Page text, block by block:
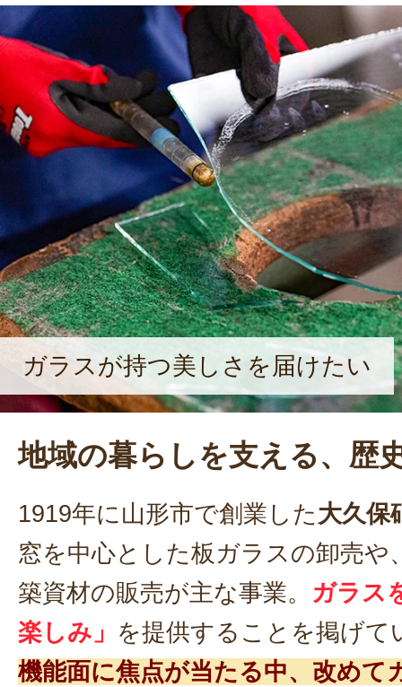
ガラスが持つ美しさを届けたい
地域の暮らしを支える、歴
1919年に山形市で創業した大久保
窓を中心とした板ガラスの卸売や
築資材の販売が主な事業。 ガラス
楽しみ」 を提供することを掲げて
機能面に焦点が当たる中、改めて